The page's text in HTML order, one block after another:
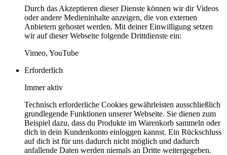
Durch das Akzeptieren dieser Dienste können wir dir Videos
oder andere Medieninhalte anzeigen, die von externen
Anbietern gehostet werden. Mit deiner Einwilligung setzen
wir auf dieser Webseite folgende Drittdienste ein:
Vimeo, YouTube
Erforderlich
Immer aktiv
Technisch erforderliche Cookies gewährleisten ausschließlich
grundlegende Funktionen unserer Webseite. Sie dienen zum
Beispiel dazu, dass du Produkte im Warenkorb sammeln oder
dich in dein Kundenkonto einloggen kannst. Ein Rückschluss
auf dich ist für uns dadurch nicht möglich und dadurch
anfallende Daten werden niemals an Dritte weitergegeben.